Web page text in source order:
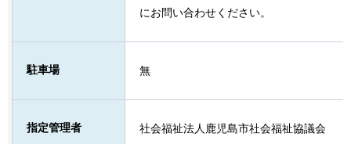
にお問い合わせください。
駐車場 無
指定管理者 社会福祉法人鹿児島市社会福祉協議会